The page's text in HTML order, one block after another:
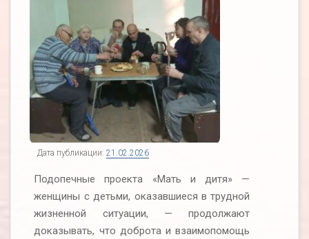
Дата публикации:21.02.2026
Подопечные проекта «Мать и дитя» —
женщины с детьми, оказавшиеся в трудной
жизненной ситуации, — продолжают
доказывать, что доброта и взаимопомощь